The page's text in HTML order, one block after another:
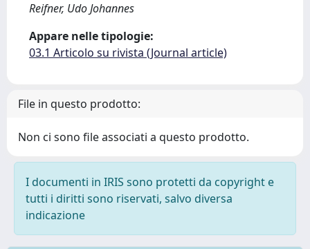
Reifner, Udo Johannes
Appare nelle tipologie:
03.1 Articolo su rivista (Journal article)
File in questo prodotto:
Non ci sono file associati a questo prodotto.
I documenti in IRIS sono protetti da copyright e
tutti i diritti sono riservati, salvo diversa
indicazione